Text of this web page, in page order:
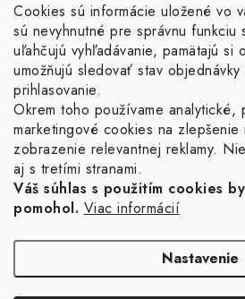
Cookies sú informácie uložené vo
sú nevyhnutné pre správnu funkciu
uľahčujú vyhľadávanie, pamätajú si
umožňujú sledovať stav
prihlasovanie.
Okrem toho používame analytické,
marketingové cookies na zlepšenie
zobrazenie relevantnej reklamy.
aj s tretími stranami.
Váš súhlas s použitím cookies
pomohol. Viac informácií
Nastavenie
Facebook
Obľúbené šperky
Náušnice
Prstene
Náramky
Informácie pre vás